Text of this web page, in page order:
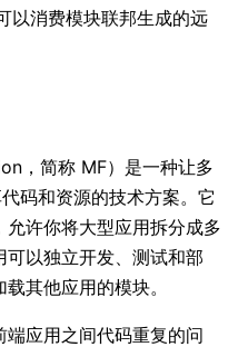
以消费模块联邦生成的远
，简称 MF）是一种让多
码和资源的技术方案。它
许你将大型应用拆分成多
以独立开发、测试和部
其他应用的模块。
应用之间代码重复的问